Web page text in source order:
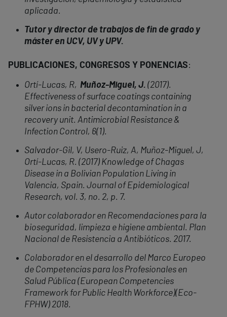
aplicada.
Tutor y director de trabajos de fin de grado y
máster en UCV, UV y UPV.
PUBLICACIONES, CONGRESOS Y PONENCIAS:
Ortí-Lucas, R, Muñoz-Miguel, J. (2017).
Effectiveness of surface coatings containing
silver ions in bacterial decontamination in a
recovery unit. Antimicrobial Resistance &
Infection Control, 6(1).
Salvador-Gil, V, Usero-Ruiz, A, Muñoz-Miguel, J,
Ortí-Lucas, R. (2017) Knowledge of Chagas
Disease in a Bolivian Population Living in
Valencia, Spain. Journal of Epidemiological
Research, vol. 3, no. 2, p. 7.
Autor colaborador en Recomendaciones para la
bioseguridad, limpieza e higiene ambiental. Plan
Nacional de Resistencia a Antibióticos. 2017.
Colaborador en el desarrollo del Marco Europeo
de Competencias para los Profesionales en
Salud Pública (European Competencies
Framework for Public Health Workforce)(Eco-
FPHW) 2018.